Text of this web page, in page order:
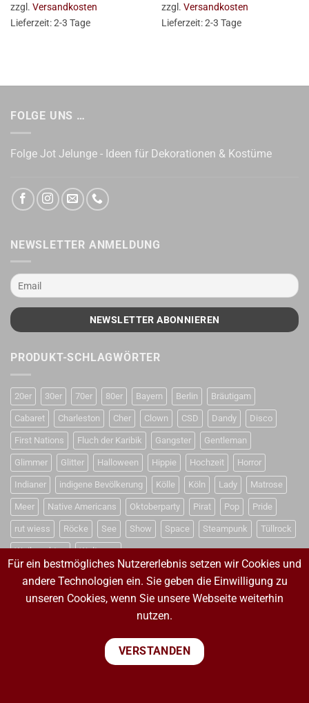
zzgl. Versandkosten
Lieferzeit:2-3 Tage
zzgl. Versandkosten
Lieferzeit:2-3 Tage
FOLGE UNS …
Folge Jot Jelunge - Ideen für Dekorationen & Kostüme
NEWSLETTER ANMELDUNG
PRODUKT-SCHLAGWÖRTER
20er 30er 70er 80er Bayern Berlin Bräutigam
Cabaret Charleston Cher Clown CSD Dandy Disco
First Nations Fluch der Karibik Gangster Gentleman
Glimmer Glitter Halloween Hippie Hochzeit Horror
Indianer indigene Bevölkerung Kölle Köln Lady Matrose
Meer Native Americans Oktoberparty Pirat Pop Pride
rut wiess Röcke See Show Space Steampunk Tüllrock
Weihnachten Weltraum
VERTRAG WIDERRUFEN
VERTRAG WIDERRUFEN
Für ein bestmögliches Nutzererlebnis setzen wir Cookies und
andere Technologien ein. Sie geben die Einwilligung zu
unseren Cookies, wenn Sie unsere Webseite weiterhin
nutzen.
VERSTANDEN